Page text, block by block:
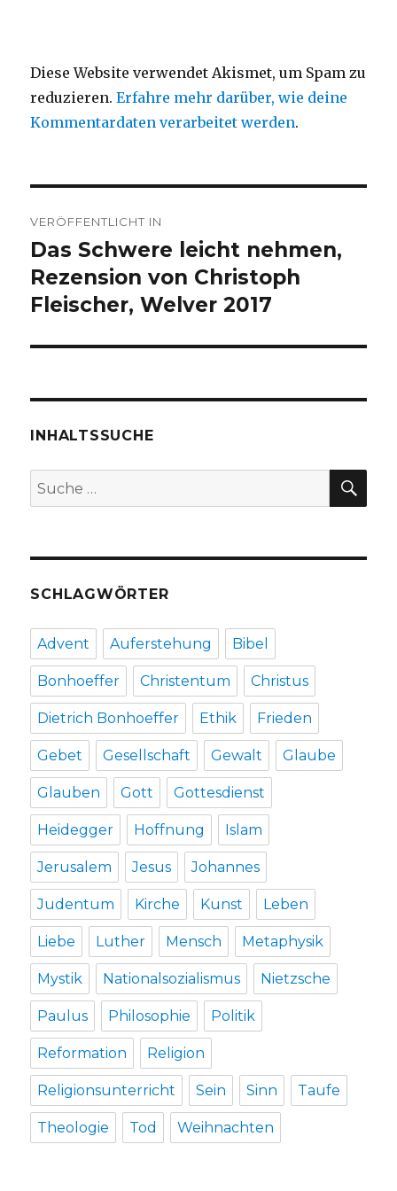
Diese Website verwendet Akismet, um Spam zu
reduzieren.Erfahre mehr darüber, wie deine
Kommentardaten verarbeitet werden.
VERÖFFENTLICHT IN
Das Schwere leicht nehmen,
Rezension von Christoph
Fleischer, Welver 2017
INHALTSSUCHE
Suche
nach:
SCHLAGWÖRTER
Advent Auferstehung Bibel
Bonhoeffer Christentum Christus
Dietrich Bonhoeffer Ethik Frieden
Gebet Gesellschaft Gewalt Glaube
Glauben Gott Gottesdienst
Heidegger Hoffnung Islam
Jerusalem Jesus Johannes
Judentum Kirche Kunst Leben
Liebe Luther Mensch Metaphysik
Mystik Nationalsozialismus Nietzsche
Paulus Philosophie Politik
Reformation Religion
Religionsunterricht Sein Sinn Taufe
Theologie Tod Weihnachten